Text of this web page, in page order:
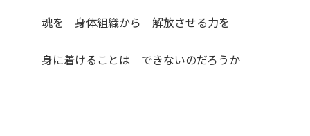
魂を 身体組織から 解放させる力を
身に着けることは できないのだろうか